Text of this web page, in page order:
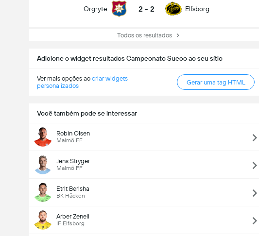
Orgryte 2 - 2 Elfsborg
Todos os resultados
Adicione o widget resultados Campeonato Sueco ao seu sítio
Ver mais opções ao criar widgets
personalizados
Gerar uma tag HTML
Você também pode se interessar
Robin Olsen
Malmö FF
Jens Stryger
Malmö FF
Etrit Berisha
BK Häcken
Arber Zeneli
IF Elfsborg